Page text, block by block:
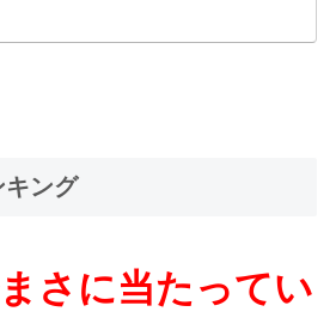
キング
さに当たってい